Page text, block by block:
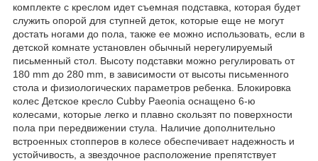
комплекте с креслом идет съемная подставка, которая будет
служить опорой для ступней деток, которые еще не могут
достать ногами до пола, также ее можно использовать, если в
детской комнате установлен обычный нерегулируемый
письменный стол. Высоту подставки можно регулировать от
180 mm до 280 mm, в зависимости от высоты письменного
стола и физиологических параметров ребенка. Блокировка
колес Детское кресло Cubby Paeonia оснащено 6-ю
колесами, которые легко и плавно скользят по поверхности
пола при передвижении стула. Наличие дополнительно
встроенных стопперов в колесе обеспечивает надежность и
устойчивость, а звездочное расположение препятствует